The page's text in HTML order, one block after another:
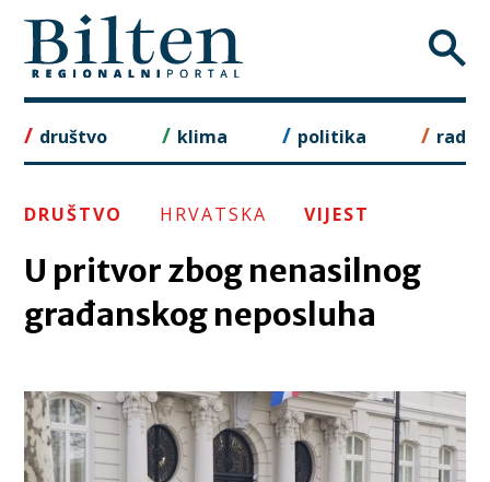
to
content
društvo klima politika rad
DRUŠTVO HRVATSKA VIJEST
U pritvor zbog nenasilnog
građanskog neposluha